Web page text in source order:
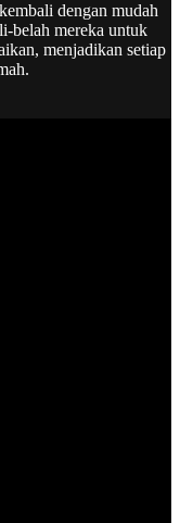
dengan mudah
belah mereka untuk
menjadikan setiap